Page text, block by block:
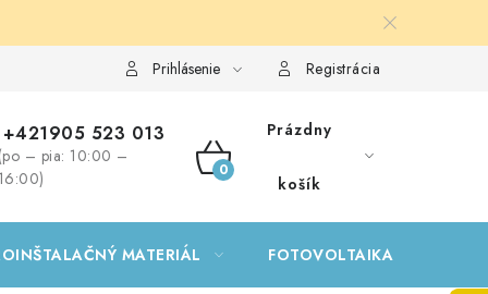
Prihlásenie Registrácia
+421905 523 013
(po – pia: 10:00 –
16:00)
NÁKUPNÝ
Prázdny
košík
MATERIÁL FOTOVOLTAIKA